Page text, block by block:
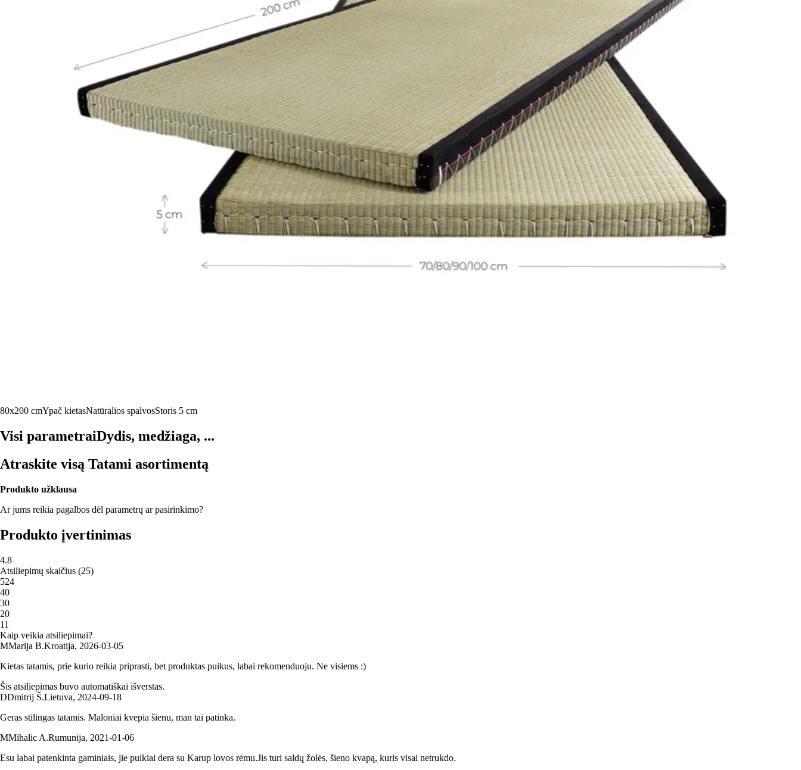
80x200 cmYpač kietasNatūralios spalvosStoris 5 cm
Visi parametraiDydis, medžiaga, ...
Atraskite visą Tatami asortimentą
Produkto užklausa
Ar jums reikia pagalbos dėl parametrų ar pasirinkimo?
Produkto įvertinimas
4.8
Atsiliepimų skaičius (25)
524
40
30
20
11
Kaip veikia atsiliepimai?
MMarija B.Kroatija, 2026‑03‑05
Kietas tatamis, prie kurio reikia priprasti, bet produktas puikus, labai rekomenduoju. Ne visiems :)
Šis atsiliepimas buvo automatiškai išverstas.
DDmitrij Š.Lietuva, 2024‑09‑18
Geras stilingas tatamis. Maloniai kvepia šienu, man tai patinka.
MMihalic A.Rumunija, 2021‑01‑06
Esu labai patenkinta gaminiais, jie puikiai dera su Karup lovos rėmu.Jis turi saldų žolės, šieno kvapą, kuris visai netrukdo.